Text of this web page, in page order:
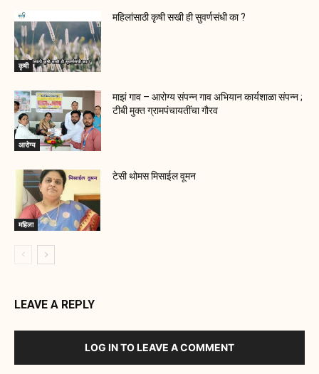
कृषी
महिलांसाठी कृषी सखी ही सुवर्णसंधी का ?
आरोग्य
माझं गाव – आरोग्य संपन्न गाव अभियान कार्यशाळा संपन्न ;
टीबी मुक्त ग्रामपंचायतींचा गौरव
महिला
टेसी थोमस मिसाईल वूमन
LEAVE A REPLY
LOG IN TO LEAVE A COMMENT